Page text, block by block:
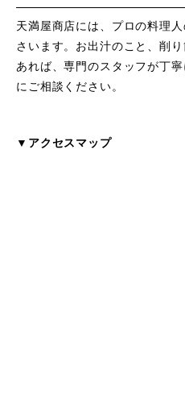
天満屋商店には、プロの料理
さいます。お出汁のこと、削
あれば、専門のスタッフが丁
にご相談ください。
▼アクセスマップ